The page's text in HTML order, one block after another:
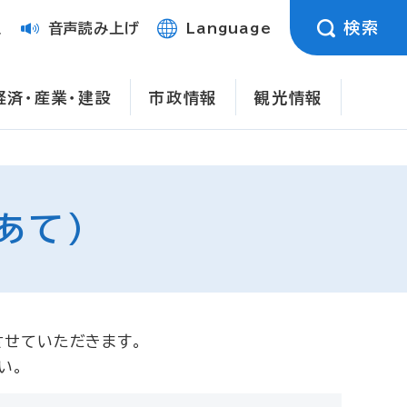
音声読み上げ Language 検索
済・産業・建設 市政情報 観光情報
て）
ていただきます。
。